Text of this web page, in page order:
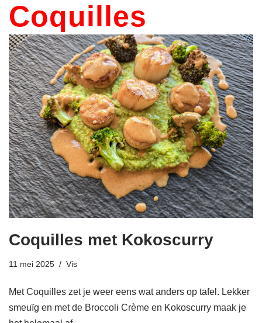
Coquilles
Coquilles met Kokoscurry
11 mei 2025 Vis
Met Coquilles zet je weer eens wat anders op tafel. Lekker
smeuïg en met de Broccoli Crème en Kokoscurry maak je